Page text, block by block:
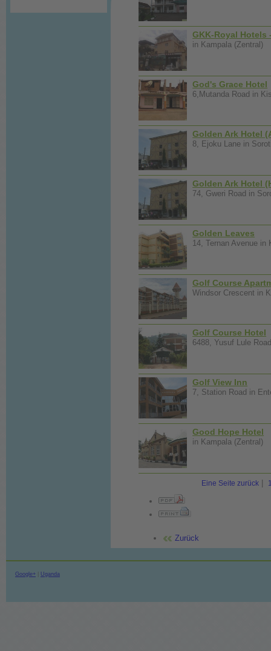
GKK-Royal Hotels
in Kampala (Zentral)
God's Grace Hotel
6,Mutanda Road in
Golden Ark Hotel
8, Ejoku Lane in
Golden Ark Hotel
74, Gweri Road in
Golden Leaves
14, Ternan Avenue in
Golf Course
Windsor Crescent in
Golf Course Hotel
6488, Yusuf Lule
Golf View Inn
7, Station Road in
Good Hope Hotel
in Kampala (Zentral)
Eine Seite zurück
Zurück
Google+ Uganda